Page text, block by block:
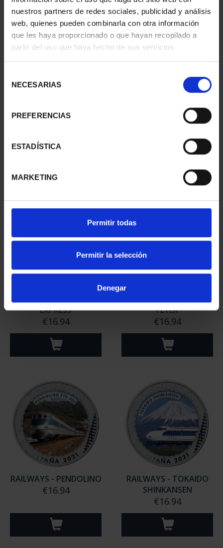
nuestros partners de redes sociales, publicidad y análisis
web, quienes pueden combinarla con otra información
que les haya proporcionado o que hayan recopilado a
partir del uso que haya hecho de sus servicios.
NECESARIAS
PREFERENCIAS
ESTADÍSTICA
MARKETING
Permitir todas
Permitir la selección
Denegar
RAILWAYS -
€16.94
RAILWAYS - THE
EXPRESS
€16.94
FLYER
€16.94
RAILWAYS - PENDOLINO
€16.94
RAILWAYS - TOKAIDO
SHINKANSEN
€16.94